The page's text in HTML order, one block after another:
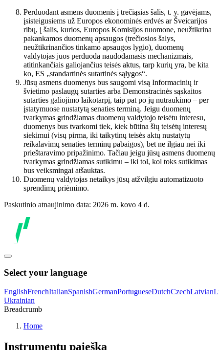
Perduodant asmens duomenis į trečiąsias šalis, t. y. gavėjams,
įsisteigusiems už Europos ekonominės erdvės ar Šveicarijos
ribų, į šalis, kurios, Europos Komisijos nuomone, neužtikrina
pakankamos duomenų apsaugos (trečiosios šalys,
neužtikrinančios tinkamo apsaugos lygio), duomenų
valdytojas juos perduoda naudodamasis mechanizmais,
atitinkančiais galiojančius teisės aktus, tarp kurių yra, be kita
ko, ES „standartinės sutartinės sąlygos“.
Jūsų asmens duomenys bus saugomi visą Informacinių ir
švietimo paslaugų sutarties arba Demonstracinės sąskaitos
sutarties galiojimo laikotarpį, taip pat po jų nutraukimo – per
įstatymuose nustatytą senaties terminą. Jeigu duomenų
tvarkymas grindžiamas duomenų valdytojo teisėtu interesu,
duomenys bus tvarkomi tiek, kiek būtina šių teisėtų interesų
siekimui (visų pirma, iki taikytinų teisės aktų nustatytų
reikalavimų senaties terminų pabaigos), bet ne ilgiau nei iki
prieštaravimo pripažinimo. Tačiau jeigu jūsų asmens duomenų
tvarkymas grindžiamas sutikimu – iki tol, kol toks sutikimas
bus veiksmingai atšauktas.
Duomenų valdytojas netaikys jūsų atžvilgiu automatizuoto
sprendimų priėmimo.
Paskutinio atnaujinimo data: 2026 m. kovo 4 d.
Select your language
EnglishFrenchItalianSpanishGermanPortugueseDutchCzechLatvian
Ukrainian
Breadcrumb
Home
Instrumentų paieška